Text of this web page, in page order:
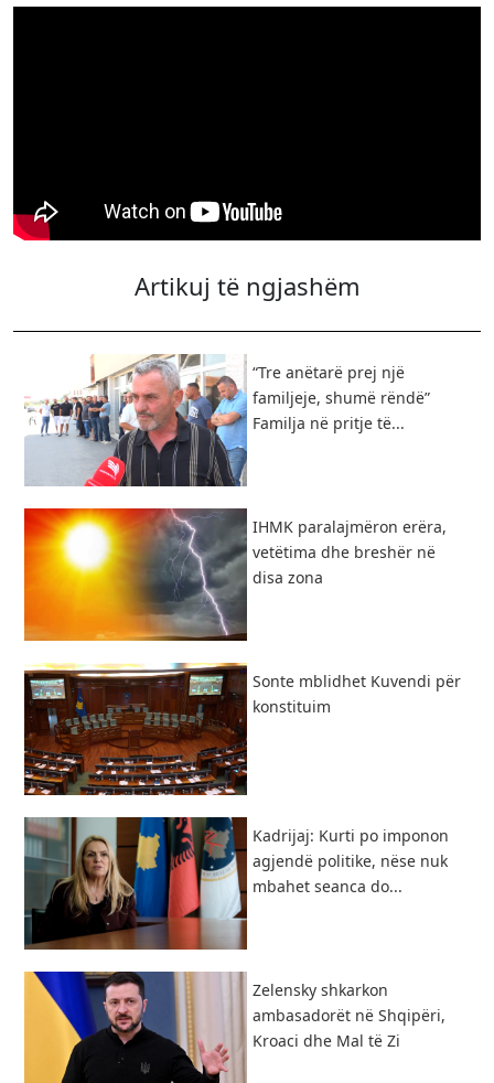
Artikuj të ngjashëm
“Tre anëtarë prej një
familjeje, shumë rëndë” ​
Familja në pritje të...
IHMK paralajmëron erëra,
vetëtima dhe breshër në
disa zona
Sonte mblidhet Kuvendi për
konstituim
Kadrijaj: Kurti po imponon
agjendë politike, nëse nuk
mbahet seanca do...
Zelensky shkarkon
ambasadorët në Shqipëri,
Kroaci dhe Mal të Zi